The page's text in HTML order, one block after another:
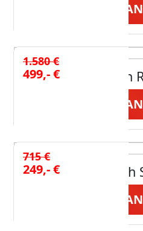
JETZT
1.580 €
499,- € Esstisch
JETZT
715 €
249,- €
JETZT